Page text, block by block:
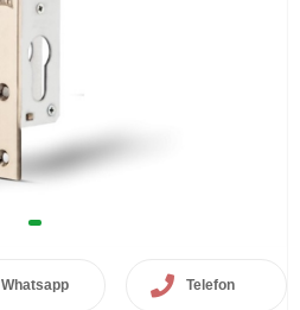
Whatsapp Telefon